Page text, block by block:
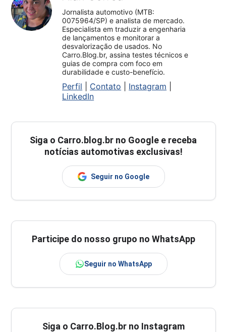
Jornalista automotivo (MTB:
0075964/SP) e analista de mercado.
Especialista em traduzir a engenharia
de lançamentos e monitorar a
desvalorização de usados. No
Carro.Blog.br, assina testes técnicos e
guias de compra com foco em
durabilidade e custo-benefício.
Perfil Contato Instagram
LinkedIn
Siga o Carro.blog.br no Google e receba
notícias automotivas exclusivas!
Seguir no Google
Participe do nosso grupo no WhatsApp
Seguir no WhatsApp
Siga o Carro.Blog.br no Instagram